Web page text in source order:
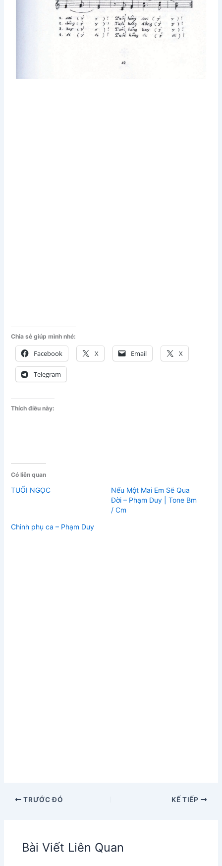
Chia sẻ giúp mình nhé:
Facebook X Email X
Telegram
Thích điều này:
Có liên quan
TUỔI NGỌC
Nếu Một Mai Em Sẽ Qua
Đời – Phạm Duy | Tone Bm
/ Cm
Chinh phụ ca – Phạm Duy
TRƯỚC ĐÓ KẾ TIẾP
Bài Viết Liên Quan